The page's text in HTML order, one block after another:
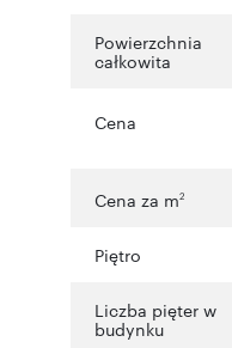
Powierzchnia
całkowita
Cena
Cena za m2
Piętro
Liczba pięter w
budynku